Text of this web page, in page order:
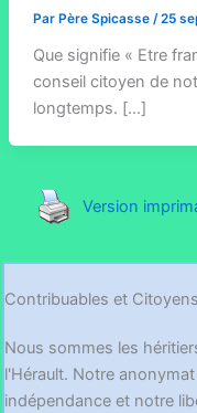
Par Père Spicasse /25
Que signifie « Etre
conseil citoyen de
longtemps. […]
Version
Contribuables et
Nous sommes les
l'Hérault. Notre
indépendance et notre